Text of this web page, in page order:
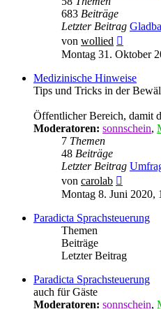
683 Beiträge
Letzter Beitrag
von wollied
Beitrag
Montag 31. Oktober
Medizinische Hinweise
Tips und Tricks in der
Öffentlicher Bereich, damit
Moderatoren: sonnschein,
7 Themen
48 Beiträge
Letzter Beitrag
von carolab
Beitrag
Montag 8. Juni 2020,
Paradicta Sprachsteuerung
Themen
Beiträge
Letzter Beitrag
Paradicta Sprachsteuerung
auch für Gäste
Moderatoren: sonnschein,